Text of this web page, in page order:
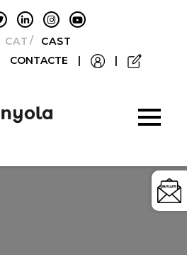
CATALÀCASTELLANO
CONTACTE | |